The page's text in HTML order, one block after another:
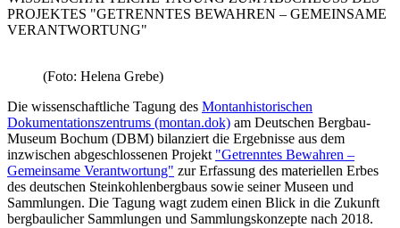
PROJEKTES "GETRENNTES BEWAHREN – GEMEINSAME
VERANTWORTUNG"
(Foto: Helena Grebe)
Die wissenschaftliche Tagung des Montanhistorischen
Dokumentationszentrums (montan.dok) am Deutschen Bergbau-
Museum Bochum (DBM) bilanziert die Ergebnisse aus dem
inzwischen abgeschlossenen Projekt "Getrenntes Bewahren –
Gemeinsame Verantwortung" zur Erfassung des materiellen Erbes
des deutschen Steinkohlenbergbaus sowie seiner Museen und
Sammlungen. Die Tagung wagt zudem einen Blick in die Zukunft
bergbaulicher Sammlungen und Sammlungskonzepte nach 2018.